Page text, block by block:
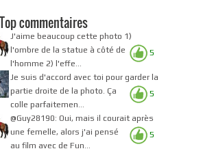
Top commentaires
5
J'aime beaucoup cette photo 1)
l'ombre de la statue à côté de
l'homme 2) l'effe...
5
Je suis d'accord avec toi pour garder la
partie droite de la photo. Ça
colle parfaitemen...
5
@Guy28190: Oui, mais il courait après
une femelle, alors j'ai pensé
au film avec de Fun...